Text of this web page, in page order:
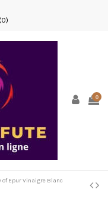
0)
0
of Epur Vinaigre Blanc